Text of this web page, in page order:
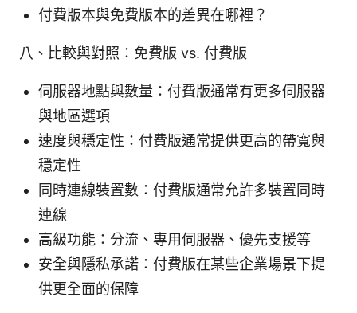
付費版本與免費版本的差異在哪裡？
八、比較與對照：免費版 vs. 付費版
伺服器地點與數量：付費版通常有更多伺服器
與地區選項
速度與穩定性：付費版通常提供更高的帶寬與
穩定性
同時連線裝置數：付費版通常允許多裝置同時
連線
高級功能：分流、專用伺服器、優先支援等
安全與隱私承諾：付費版在某些企業場景下提
供更全面的保障